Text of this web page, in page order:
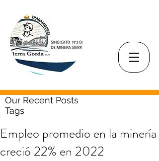
Our Recent Posts
Tags
Empleo promedio en la minería
creció 22% en 2022